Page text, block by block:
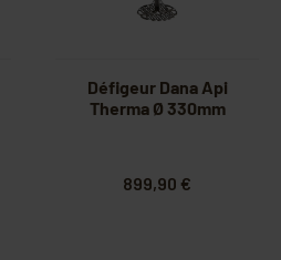
Défigeur Dana Api
Therma Ø 330mm
899,90 €